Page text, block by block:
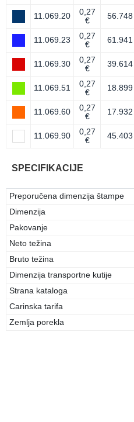
11.069.20
0,27
€
56.748
11.069.23
0,27
€
61.941
11.069.30
0,27
€
39.614
11.069.51
0,27
€
18.899
11.069.60
0,27
€
17.932
11.069.90
0,27
€
45.403
SPECIFIKACIJE
Preporučena dimenzija štampe
Dimenzija
Pakovanje
Neto težina
Bruto težina
Dimenzija transportne kutije
Strana kataloga
Carinska tarifa
Zemlja porekla